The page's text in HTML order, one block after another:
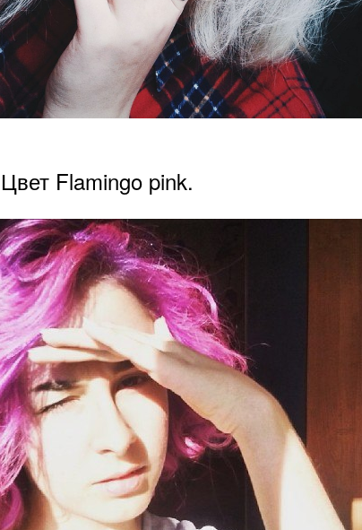
Flamingo pink.